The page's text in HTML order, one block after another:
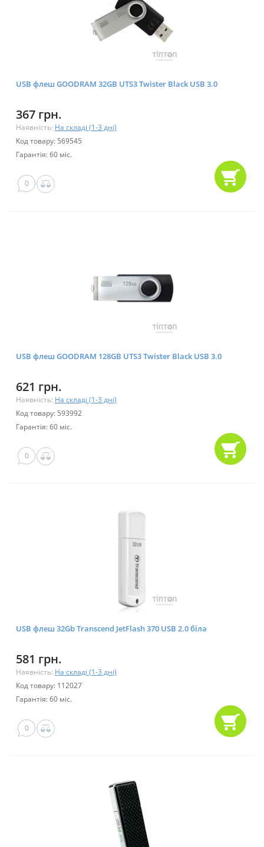
USB флеш GOODRAM 32GB UTS3 Twister Black USB 3.0
367 грн.
Наявність: На складі (1-3 дні)
Код товару: 569545
Гарантія: 60 міс.
0
USB флеш GOODRAM 128GB UTS3 Twister Black USB 3.0
621 грн.
Наявність: На складі (1-3 дні)
Код товару: 593992
Гарантія: 60 міс.
0
USB флеш 32Gb Transcend JetFlash 370 USB 2.0 біла
581 грн.
Наявність: На складі (1-3 дні)
Код товару: 112027
Гарантія: 60 міс.
0